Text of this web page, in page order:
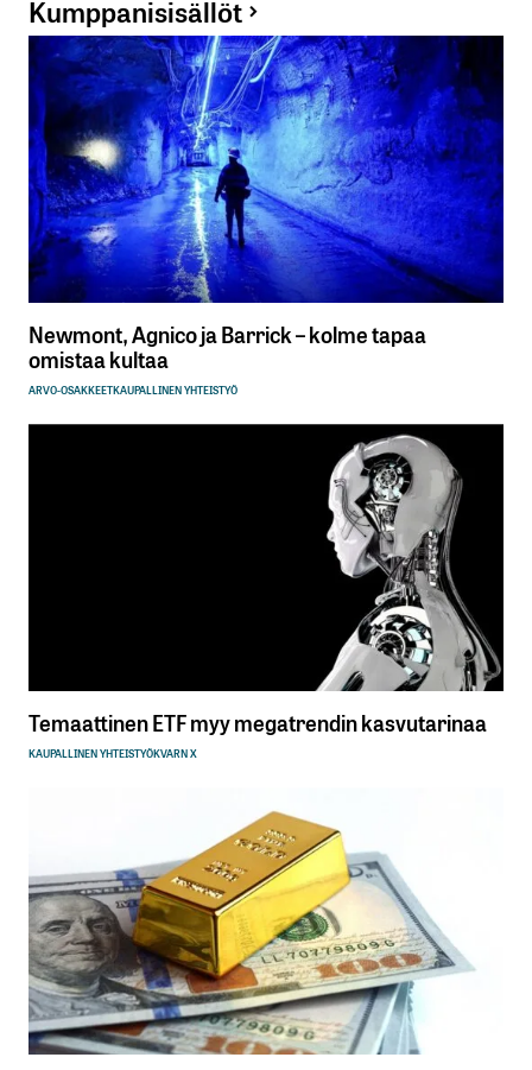
Kumppanisisällöt
Newmont, Agnico ja Barrick – kolme tapaa
omistaa kultaa
ARVO-OSAKKEETKAUPALLINEN YHTEISTYÖ
Temaattinen ETF myy megatrendin kasvutarinaa
KAUPALLINEN YHTEISTYÖKVARN X